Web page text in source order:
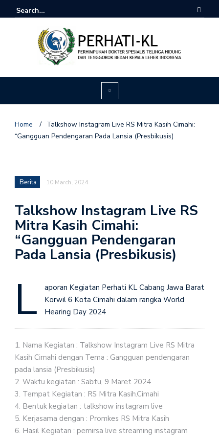
Home / Talkshow Instagram Live RS Mitra Kasih Cimahi:
“Gangguan Pendengaran Pada Lansia (Presbikusis)
Berita 10 March, 2024
Talkshow Instagram Live RS
Mitra Kasih Cimahi:
“Gangguan Pendengaran
Pada Lansia (Presbikusis)
L
aporan Kegiatan Perhati KL Cabang Jawa Barat
Korwil 6 Kota Cimahi dalam rangka World
Hearing Day 2024
1.⁠ ⁠Nama Kegiatan : Talkshow Instagram Live RS Mitra
Kasih Cimahi dengan Tema : Gangguan pendengaran
pada lansia (Presbikusis)
2.⁠ ⁠Waktu kegiatan : Sabtu, 9 Maret 2024
3.⁠ ⁠Tempat Kegiatan : RS Mitra Kasih.Cimahi
4.⁠ ⁠Bentuk kegiatan : talkshow instagram live
5.⁠ ⁠Kerjasama dengan : Promkes RS Mitra Kasih
6.⁠ ⁠Hasil Kegiatan : pemirsa live streaming instagram